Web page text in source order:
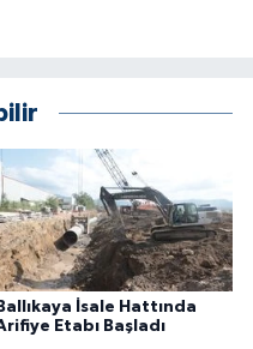
Ballıkaya İsale Hattında
Etabı Başladı